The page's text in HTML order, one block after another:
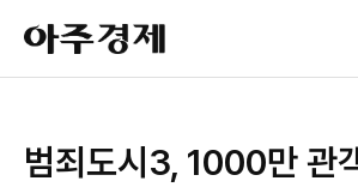
아
주
경
범죄도시3, 1000만 관